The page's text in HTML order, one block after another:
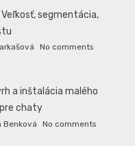
segmentácia,
No comments
a inštalácia malého
chaty
Benková No comments